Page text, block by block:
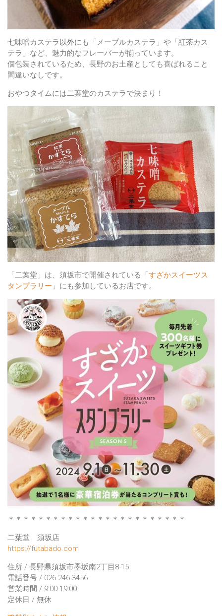
七味噌カステラ以外にも「メープルカステラ」や「紅茶カス
テラ」など、魅力的なフレーバーが揃っています。
個包装されているため、長野のお土産としても喜ばれること
間違いなしです。
おやつタイムには二葉堂のカステラで決まり！
「二葉堂」は、須坂市で開催されている「すざかスイーツス
タンプラリー 」にも参加しているお店です。
＊＊＊＊＊＊＊＊＊＊＊＊＊＊＊＊＊＊＊＊＊＊＊＊
二葉堂 須坂店
https://futabado.com
住所 / 長野県須坂市墨坂南2丁目8-15
電話番号 / 026-246-3456
営業時間 / 9:00-19:00
定休日 / 無休